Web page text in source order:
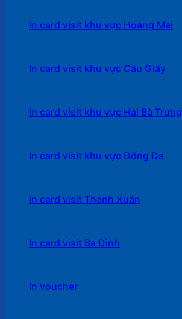
In card visit khu vực Hoàng Mai
In card visit khu vực Cầu Giấy
In card visit khu vực Hai Bà Trưng
In card visit khu vực Đống Đa
In card visit Thanh Xuân
In card visit Ba Đình
In voucher